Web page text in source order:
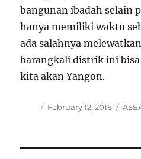
bangunan ibadah selain
hanya memiliki waktu
ada salahnya
barangkali distrik ini
kita akan Yangon.
Author
Posted
February 12, 2016